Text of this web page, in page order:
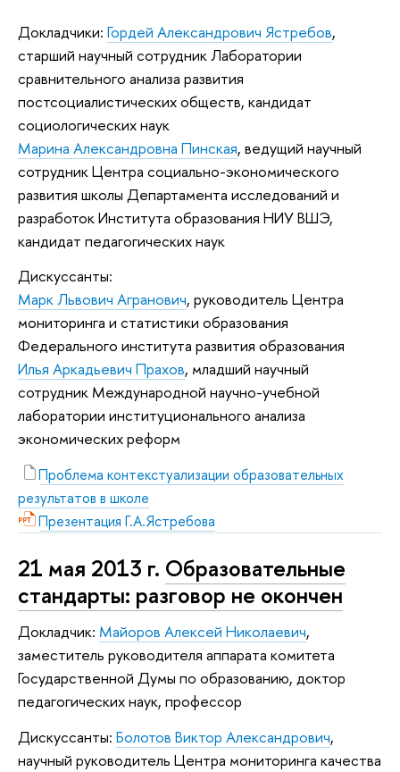
Докладчики: Гордей Александрович Ястребов,
старший научный сотрудник Лаборатории
сравнительного анализа развития
постсоциалистических обществ, кандидат
социологических наук
Марина Александровна Пинская, ведущий научный
сотрудник Центра социально-экономического
развития школы Департамента исследований и
разработок Института образования НИУ ВШЭ,
кандидат педагогических наук
Дискуссанты:
Марк Львович Агранович, руководитель Центра
мониторинга и статистики образования
Федерального института развития образования
Илья Аркадьевич Прахов, младший научный
сотрудник Международной научно-учебной
лаборатории институционального анализа
экономических реформ
Проблема контекстуализации образовательных
результатов в школе
Презентация Г.А.Ястребова
21 мая 2013 г. Образовательные
стандарты: разговор не окончен
Докладчик: Майоров Алексей Николаевич,
заместитель руководителя аппарата комитета
Государственной Думы по образованию, доктор
педагогических наук, профессор
Дискуссанты: Болотов Виктор Александрович,
научный руководитель Центра мониторинга качества